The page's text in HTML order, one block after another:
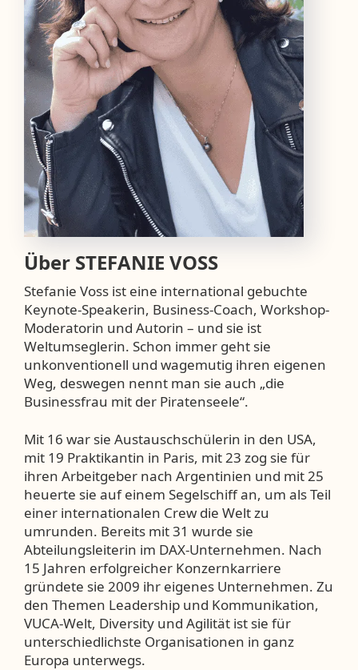
Über STEFANIE VOSS
Stefanie Voss ist eine international gebuchte
Keynote-Speakerin, Business-Coach, Workshop-
Moderatorin und Autorin – und sie ist
Weltumseglerin. Schon immer geht sie
unkonventionell und wagemutig ihren eigenen
Weg, deswegen nennt man sie auch „die
Businessfrau mit der Piratenseele“.
Mit 16 war sie Austauschschülerin in den USA,
mit 19 Praktikantin in Paris, mit 23 zog sie für
ihren Arbeitgeber nach Argentinien und mit 25
heuerte sie auf einem Segelschiff an, um als Teil
einer internationalen Crew die Welt zu
umrunden. Bereits mit 31 wurde sie
Abteilungsleiterin im DAX-Unternehmen. Nach
15 Jahren erfolgreicher Konzernkarriere
gründete sie 2009 ihr eigenes Unternehmen. Zu
den Themen Leadership und Kommunikation,
VUCA-Welt, Diversity und Agilität ist sie für
unterschiedlichste Organisationen in ganz
Europa unterwegs.